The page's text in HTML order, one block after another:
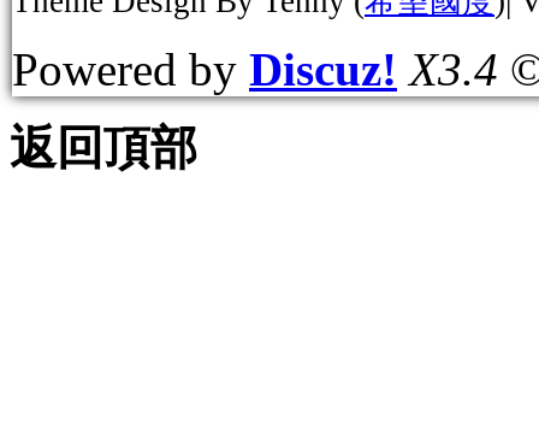
Powered by Discuz! X3.4
返回頂部